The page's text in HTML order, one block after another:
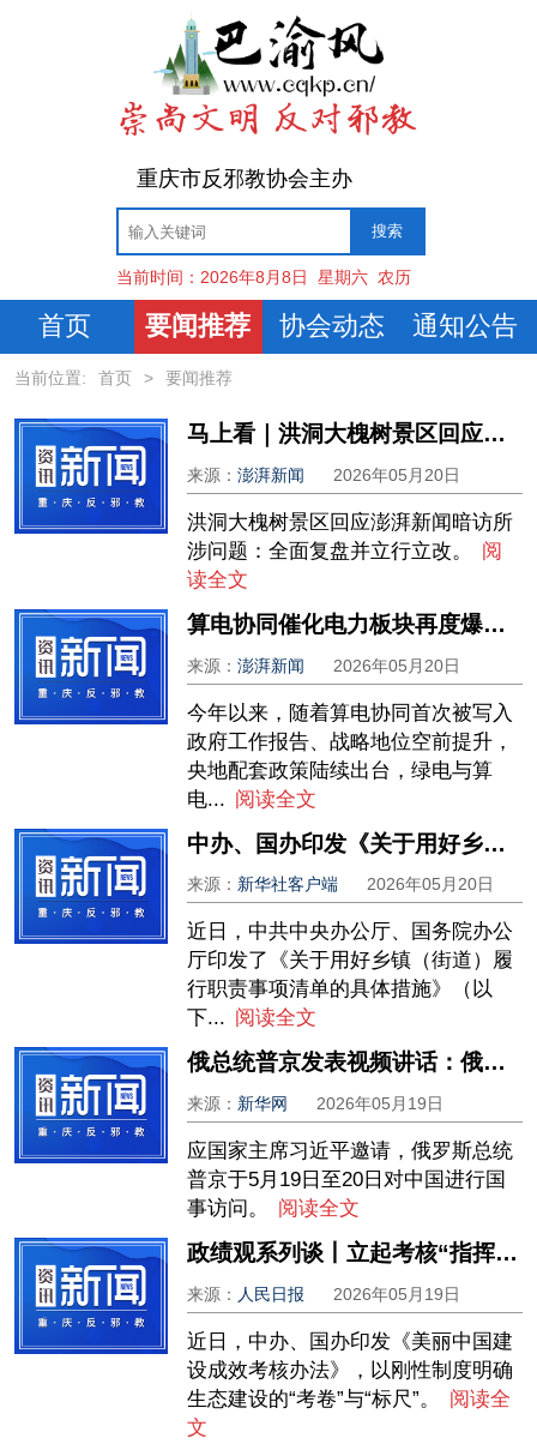
重庆市反邪教协会主办
当前时间： 2026年8月8日 星期六 农历
首页 要闻推荐 协会动态 通知公告
当前位置: 首页 > 要闻推荐
马上看｜洪洞大槐树景区回应澎湃曝光：全面复盘并立行立改
来源：澎湃新闻 2026年05月20日
洪洞大槐树景区回应澎湃新闻暗访所
涉问题：全面复盘并立行立改。
阅
读全文
算电协同催化电力板块再度爆发，多股涨停潮来袭
来源：澎湃新闻 2026年05月20日
今年以来，随着算电协同首次被写入
政府工作报告、战略地位空前提升，
央地配套政策陆续出台，绿电与算
电... 阅读全文
中办、国办印发《关于用好乡镇（街道）履行职责事项清单的具体措施》
来源： 新华社客户端 2026年05月20日
近日，中共中央办公厅、国务院办公
厅印发了《关于用好乡镇（街道）履
行职责事项清单的具体措施》（以
下... 阅读全文
俄总统普京发表视频讲话：俄中关系达到前所未有水平
来源： 新华网 2026年05月19日
应国家主席习近平邀请，俄罗斯总统
普京于5月19日至20日对中国进行国
事访问。
阅读全文
政绩观系列谈丨立起考核“指挥棒”
来源： 人民日报 2026年05月19日
近日，中办、国办印发《美丽中国建
设成效考核办法》，以刚性制度明确
生态建设的“考卷”与“标尺”。
阅读全
文